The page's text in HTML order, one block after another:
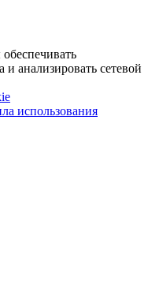
анализировать сетевой
использования